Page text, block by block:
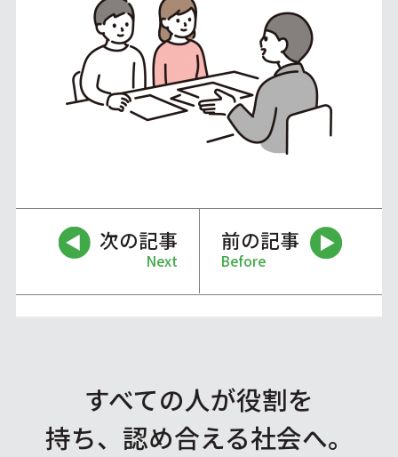
次の記事
Next
前の記事
Before
すべての人が役割を
持ち、認め合える社会へ。